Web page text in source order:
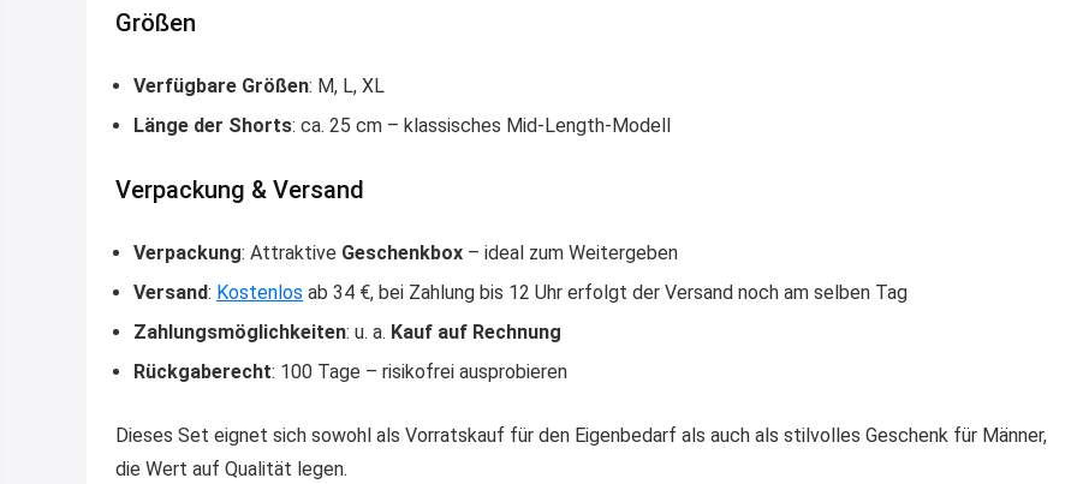
Größen
Verfügbare Größen: M, L, XL
Länge der Shorts: ca. 25 cm – klassisches Mid-Length-Modell
Verpackung & Versand
Verpackung: Attraktive Geschenkbox – ideal zum Weitergeben
Versand: Kostenlos ab 34 €, bei Zahlung bis 12 Uhr erfolgt der Versand noch am selben Tag
Zahlungsmöglichkeiten: u. a. Kauf auf Rechnung
Rückgaberecht: 100 Tage – risikofrei ausprobieren
Dieses Set eignet sich sowohl als Vorratskauf für den Eigenbedarf als auch als stilvolles Geschenk für Männer,
die Wert auf Qualität legen.